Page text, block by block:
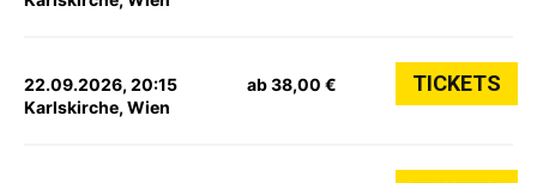
22.09.2026, 20:15
Karlskirche, Wien
ab 38,00 € TICKETS